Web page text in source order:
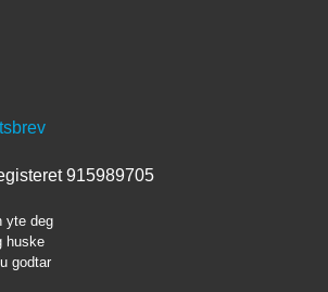
915989705
yte deg
huske
godtar